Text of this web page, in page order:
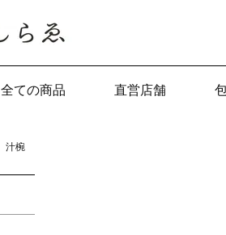
全ての商品 直営店舗
汁椀